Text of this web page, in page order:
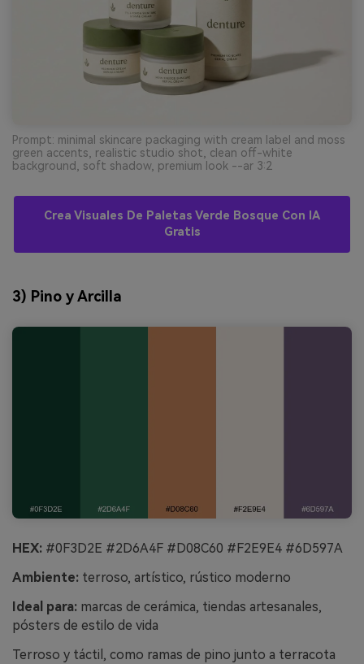
Prompt: minimal skincare packaging with cream label and moss
green accents, realistic studio shot, clean off-white
background, soft shadow, premium look --ar 3:2
Crea Visuales De Paletas Verde Bosque Con IA
Gratis
3) Pino y Arcilla
HEX: #0F3D2E #2D6A4F #D08C60 #F2E9E4 #6D597A
Ambiente: terroso, artístico, rústico moderno
Ideal para: marcas de cerámica, tiendas artesanales,
pósters de estilo de vida
Terroso y táctil, como ramas de pino junto a terracota